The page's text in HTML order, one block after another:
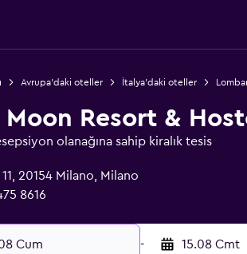
Avrupa'daki oteller İtalya'daki oteller
Moon Resort &
olanağına sahip kiralık tesis
20154 Milano, Milano
8616
Cum - 15.08 Cmt